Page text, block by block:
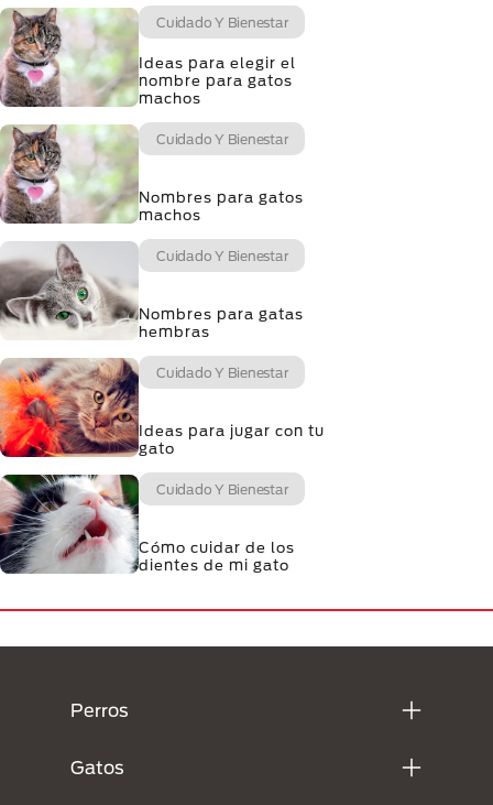
Cuidado Y Bienestar
Ideas para elegir el
nombre para gatos
machos
Cuidado Y Bienestar
Nombres para gatos
machos
Cuidado Y Bienestar
Nombres para gatas
hembras
Cuidado Y Bienestar
Ideas para jugar con tu
gato
Cuidado Y Bienestar
Cómo cuidar de los
dientes de mi gato
Perros
Gatos